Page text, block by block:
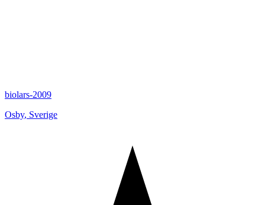
biolars-2009
Osby, Sverige